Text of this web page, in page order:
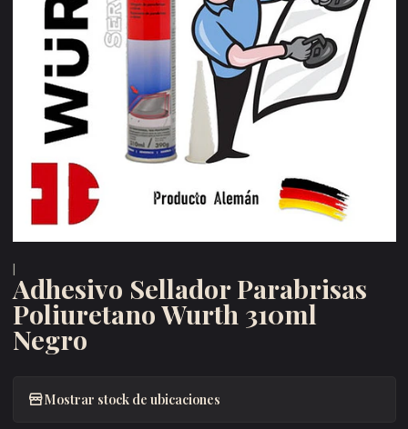
Adhesivo Sellador Parabrisas
Poliuretano Wurth 310ml
Negro
Mostrar stock de ubicaciones